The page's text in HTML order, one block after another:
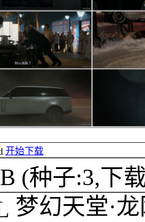
开始下载
(种子:3,下
梦幻天堂·